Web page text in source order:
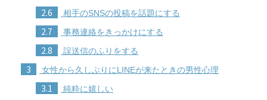
2.6 相手のSNSの投稿を話題にする
2.7 事務連絡をきっかけにする
2.8 誤送信のふりをする
3 女性から久しぶりにLINEが来たときの男性心理
3.1 純粋に嬉しい